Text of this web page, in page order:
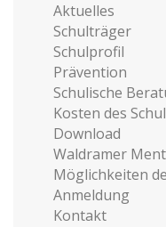
Aktuelles
Schulträger
Schulprofil
Prävention
Schulische
Kosten des
Download
Waldramer
Möglichkeiten
Anmeldung
Kontakt